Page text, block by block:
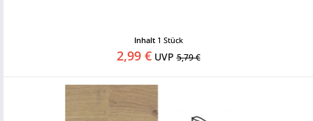
Inhalt 1 Stück
2,99 €UVP5,79 €